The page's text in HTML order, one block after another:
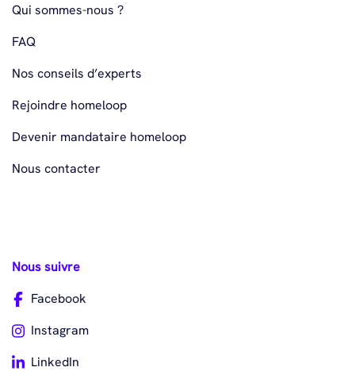
Qui sommes-nous ?
FAQ
Nos conseils d’experts
Rejoindre homeloop
Devenir mandataire homeloop
Nous contacter
Nous suivre
Facebook
Instagram
LinkedIn